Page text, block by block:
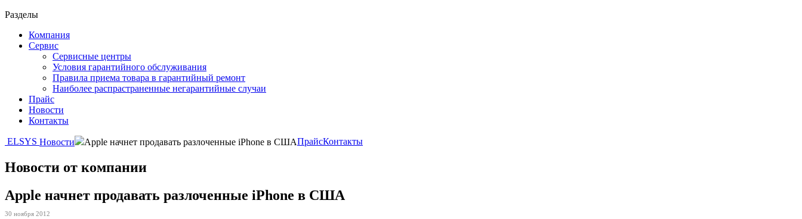
Разделы
Компания
Сервис
Сервисные центры
Условия гарантийного обслуживания
Правила приема товара в гарантийный ремонт
Наиболее распрастраненные негарантийные случаи
Прайс
Новости
Контакты
ELSYS Новости Apple начнет продавать разлоченные iPhone в СШАПрайсКонтакты
Новости от компании
Apple начнет продавать разлоченные iPhone в США
30 ноября 2012